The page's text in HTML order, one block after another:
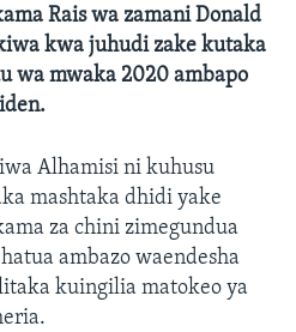
Rais wa zamani Donald
kwa juhudi zake kutaka
wa mwaka 2020 ambapo
Alhamisi ni kuhusu
mashtaka dhidi yake
za chini zimegundua
ambazo waendesha
kuingilia matokeo ya